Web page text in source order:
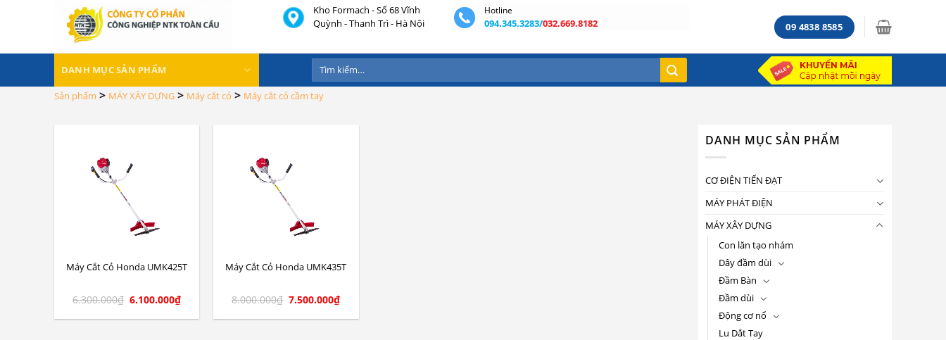
Kho Formach - Số 68 Vĩnh
Quỳnh - Thanh Trì - Hà Nội
Hotline
094.345.3283/032.669.8182 09 4838 8585
DANH MỤC SẢN PHẨM
Tìm
kiếm:
Sản phẩm > MÁY XÂY DỰNG > Máy cắt cỏ > Máy cắt cỏ cầm tay
Máy Cắt Cỏ Honda UMK425T
6.300.000₫ 6.100.000₫
Máy Cắt Cỏ Honda UMK435T
8.000.000₫ 7.500.000₫
DANH MỤC SẢN PHẨM
CƠ ĐIỆN TIẾN ĐẠT
MÁY PHÁT ĐIỆN
MÁY XÂY DỰNG
Con lăn tạo nhám
Dây đầm dùi
Đầm Bàn
Đầm dùi
Động cơ nổ
Lu Dắt Tay